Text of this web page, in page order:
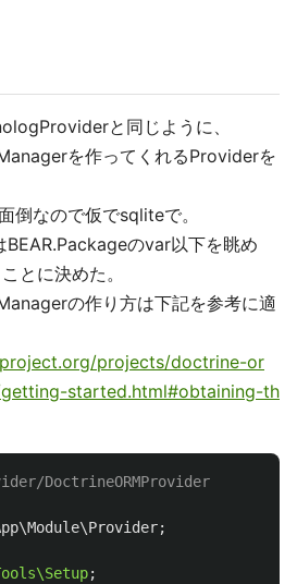
と同じように、
を作ってくれるProviderを
倒なので仮でsqliteで。
BEAR.Packageのvar以下を眺め
とに決めた。
の作り方は下記を参考に適
projects/doctrine-or
started.html#obtaining-th
DoctrineORMProvider
;
;